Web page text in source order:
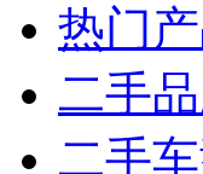
热门
二手
二手